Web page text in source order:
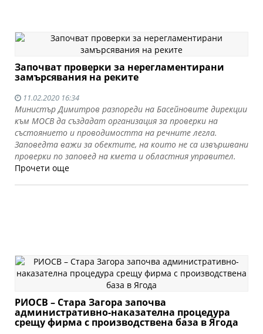
Започват проверки за нерегламентирани
замърсявания на реките
11.02.2020 16:34
Министър Димитров разпореди на Басейновите дирекции
към МОСВ да създадат организация за проверки на
състоянието и проводимостта на речните легла.
Заповедта важи за обектите, на които не са извършвани
проверки по заповед на кмета и областния управител.
Прочети още
РИОСВ – Стара Загора започва
административно-наказателна процедура
срещу фирма с производствена база в Ягода